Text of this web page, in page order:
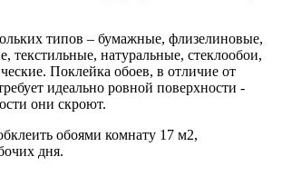
типов – бумажные, флизелиновые,
текстильные, натуральные, стеклообои,
Поклейка обоев, в отличие от
идеально ровной поверхности -
они скроют.
обоями комнату 17 м2,
дня.